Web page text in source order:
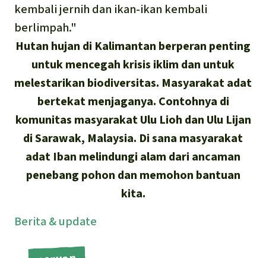
Biodiesel
Minyak Sawit
Semen
Kayu tropis
Peternakan masal
Masyarakat Adat
Français
Italiano
Português
kembali jernih dan ikan-ikan kembali
berlimpah."
Hutan hujan di Kalimantan berperan penting
untuk mencegah krisis iklim dan untuk
melestarikan biodiversitas. Masyarakat adat
bertekat menjaganya. Contohnya di
komunitas masyarakat Ulu Lioh dan Ulu Lijan
di Sarawak, Malaysia. Di sana masyarakat
adat Iban melindungi alam dari ancaman
penebang pohon dan memohon bantuan
kita.
Berita & update